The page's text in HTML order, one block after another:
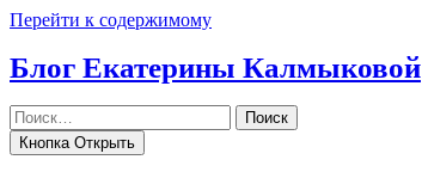
Перейти к содержимому
Блог Екатерины Калмыковой
Поиск
Кнопка Открыть